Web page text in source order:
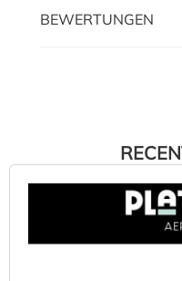
BEWERTUNGEN